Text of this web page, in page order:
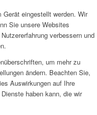
eingestellt werden. Wir
Sie unsere Websites
verbessern und
um mehr zu
ändern. Beachten Sie,
Auswirkungen auf Ihre
haben kann, die wir